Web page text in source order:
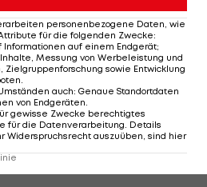
Leagueist wie
Spiele und Konferenz) und
Monat und sei LIVE
personenbezogene Daten, wie
für die folgenden Zwecke:
Informationen auf einem Endgerät;
Messung von Werbeleistung und
Zielgruppenforschung sowie Entwicklung
auch: Genaue Standortdaten
von Endgeräten
gewisse Zwecke berechtigtes
für die Datenverarbeitung. Details
Widerspruchsrecht auszuüben, sind hier